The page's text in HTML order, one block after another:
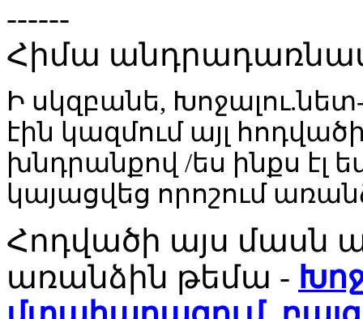
------
Հիմա անդրադառնամ
Ի սկզբանե,
էին կազմում այլ
խնդրանքով /ես ինքս էլ
կայացվեց որոշում
Հոդվածի այս մասն
առանձին թեմա -